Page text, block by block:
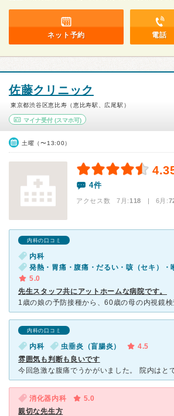
ネット予約 電話
佐藤クリニック
東京都渋谷区恵比寿（恵比寿駅、広尾駅）
マイナ受付 (スマホ可)
土曜（〜13:00）
4件
アクセス数 7月:118 | 6月:
内科の口コミ
内科
5.0
先生スタッフ共にアットホームな病院です。
内科の口コミ
内科 虫垂炎（盲腸炎）
4.5
雰囲気も判断も良いです
消化器内科
5.0
親切な先生方